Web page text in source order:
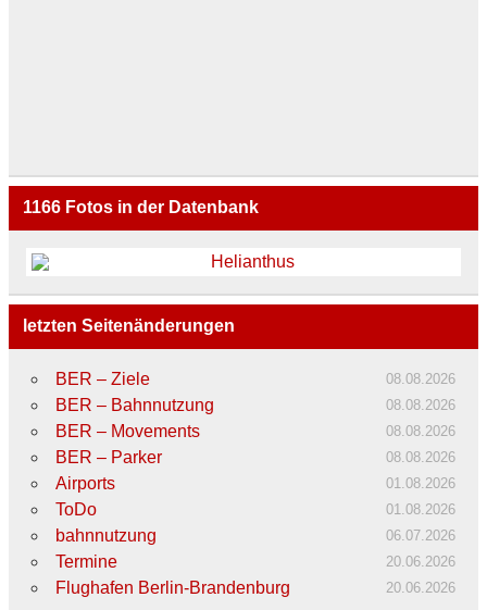
1166Fotos in der Datenbank
letzten Seitenänderungen
BER – Ziele 08.08.2026
BER – Bahnnutzung 08.08.2026
BER – Movements 08.08.2026
BER – Parker 08.08.2026
Airports 01.08.2026
ToDo 01.08.2026
bahnnutzung 06.07.2026
Termine 20.06.2026
Flughafen Berlin-Brandenburg 20.06.2026